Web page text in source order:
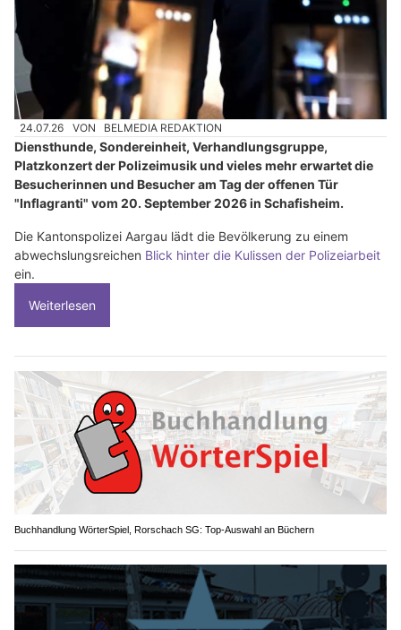
24.07.26 VON BELMEDIA REDAKTION
Diensthunde, Sondereinheit, Verhandlungsgruppe,
Platzkonzert der Polizeimusik und vieles mehr erwartet die
Besucherinnen und Besucher am Tag der offenen Tür
"Inflagranti" vom 20. September 2026 in Schafisheim.
Die Kantonspolizei Aargau lädt die Bevölkerung zu einem
abwechslungsreichen Blick hinter die Kulissen der Polizeiarbeit
ein.
Weiterlesen
Buchhandlung WörterSpiel, Rorschach SG: Top-Auswahl an Büchern